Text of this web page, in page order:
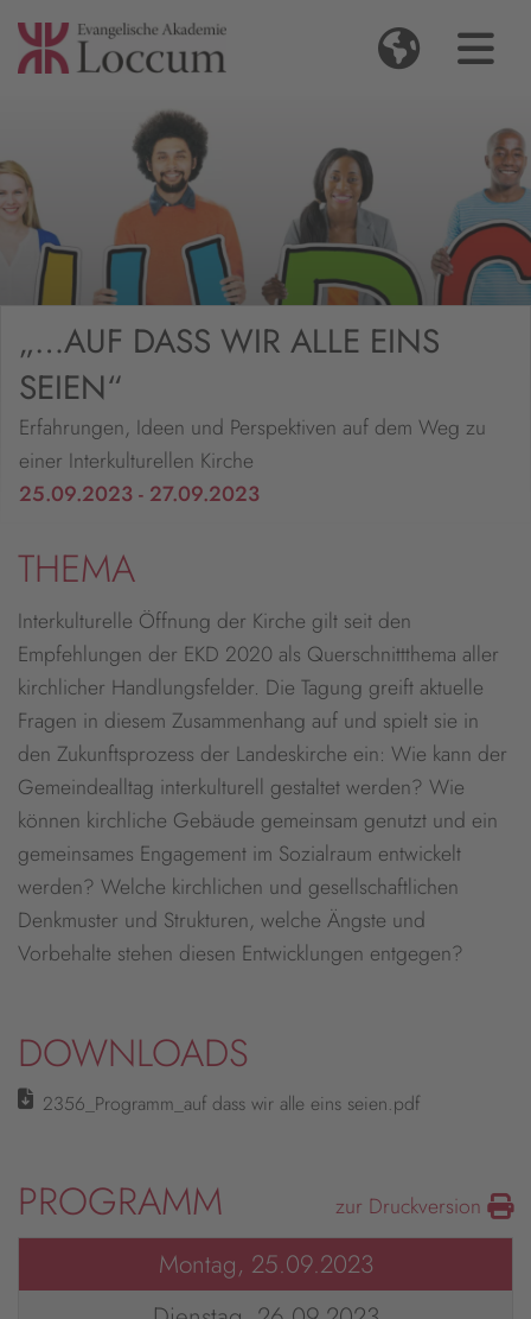
„…AUF DASS WIR ALLE EINS
SEIEN“
Erfahrungen, Ideen und Perspektiven auf dem Weg zu
einer Interkulturellen Kirche
25.09.2023 - 27.09.2023
THEMA
Interkulturelle Öffnung der Kirche gilt seit den
Empfehlungen der EKD 2020 als Querschnittthema aller
kirchlicher Handlungsfelder. Die Tagung greift aktuelle
Fragen in diesem Zusammenhang auf und spielt sie in
den Zukunftsprozess der Landeskirche ein: Wie kann der
Gemeindealltag interkulturell gestaltet werden? Wie
können kirchliche Gebäude gemeinsam genutzt und ein
gemeinsames Engagement im Sozialraum entwickelt
werden? Welche kirchlichen und gesellschaftlichen
Denkmuster und Strukturen, welche Ängste und
Vorbehalte stehen diesen Entwicklungen entgegen?
DOWNLOADS
2356_Programm_auf dass wir alle eins seien.pdf
PROGRAMM zur Druckversion
Montag, 25.09.2023